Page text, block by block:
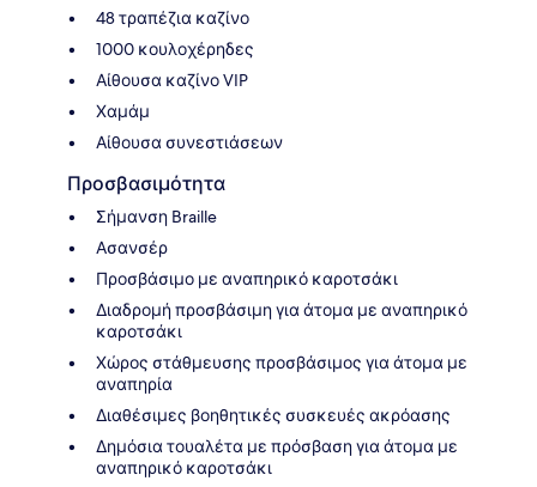
48 τραπέζια καζίνο
1000 κουλοχέρηδες
Αίθουσα καζίνο VIP
Χαμάμ
Αίθουσα συνεστιάσεων
Προσβασιμότητα
Σήμανση Braille
Ασανσέρ
Προσβάσιμο με αναπηρικό καροτσάκι
Διαδρομή προσβάσιμη για άτομα με αναπηρικό
καροτσάκι
Χώρος στάθμευσης προσβάσιμος για άτομα με
αναπηρία
Διαθέσιμες βοηθητικές συσκευές ακρόασης
Δημόσια τουαλέτα με πρόσβαση για άτομα με
αναπηρικό καροτσάκι